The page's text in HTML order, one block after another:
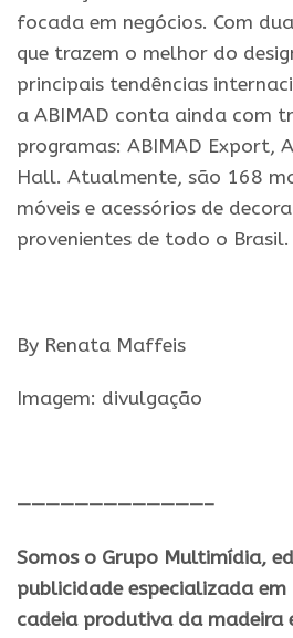
focada em negócios. Com
que trazem o melhor do
principais tendências
a ABIMAD conta ainda com
programas: ABIMAD Export,
Hall. Atualmente, são 168
móveis e acessórios de
provenientes de todo o Brasil.
By Renata Maffeis
Imagem: divulgação
—————————————–
Somos o Grupo Multimídia,
publicidade especializada
cadeia produtiva da madeira